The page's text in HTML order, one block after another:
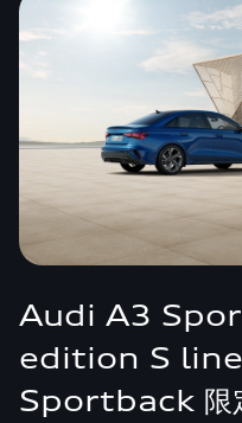
Audi A3
edition S
Sportback 限